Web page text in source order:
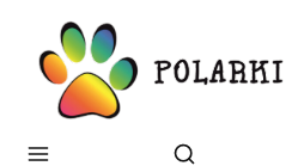
Otwórz